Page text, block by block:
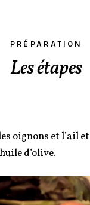
PRÉPARATION
Les étapes
oignons et l’ail
d’olive.